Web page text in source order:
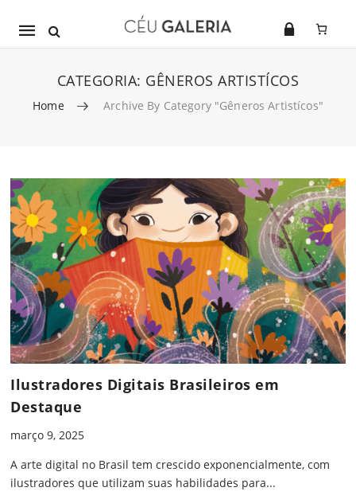
Mobile
CATEGORIA: GÊNEROS ARTISTÍCOS
Home Archive By Category "Gêneros Artistícos"
Skip to content
Ilustradores Digitais Brasileiros em
Destaque
março 9, 2025
A arte digital no Brasil tem crescido exponencialmente, com
ilustradores que utilizam suas habilidades para...